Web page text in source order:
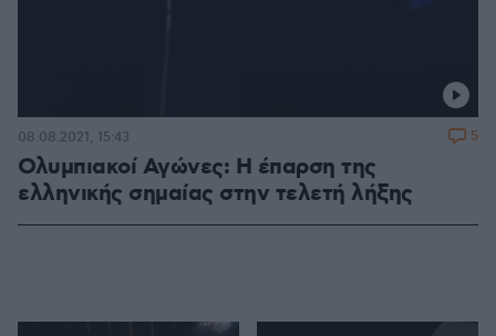
Ολυμπιακοί Αγώνες: Η έπαρση της
ελληνικής σημαίας στην τελετή λήξης
08.08.2021, 15:43 5